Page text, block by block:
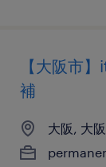
【大阪市
補
大阪, 大